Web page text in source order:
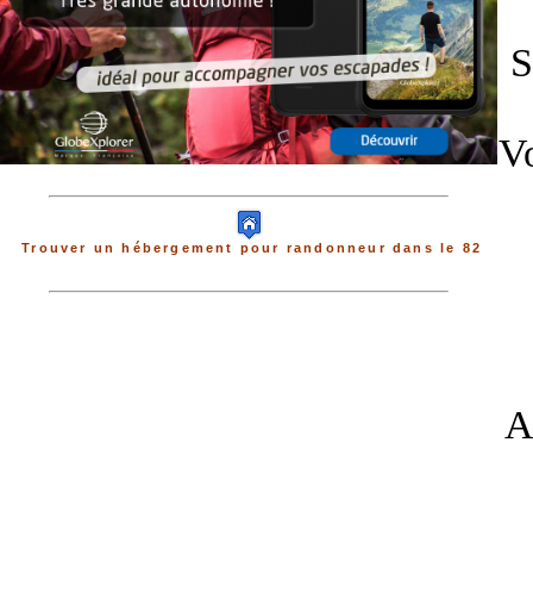
Trouver un hébergement pour randonneur dans le 82